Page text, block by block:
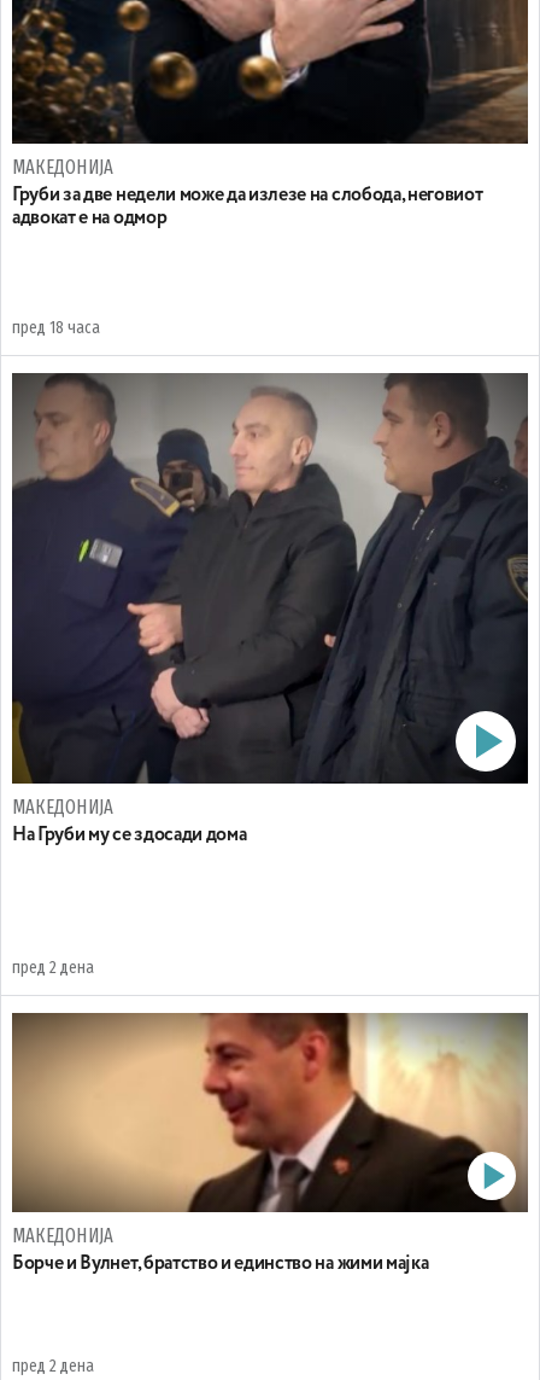
МАКЕДОНИЈА
Груби за две недели може да излезе на слобода, неговиот
адвокат е на одмор
пред 18 часа
МАКЕДОНИЈА
На Груби му се здосади дома
пред 2 дена
МАКЕДОНИЈА
Борче и Вулнет, братство и единство на жими мајка
пред 2 дена